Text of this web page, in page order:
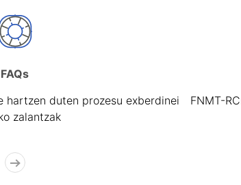
FAQs
hartzen duten prozesu exberdinei
zalantzak
FNMT-